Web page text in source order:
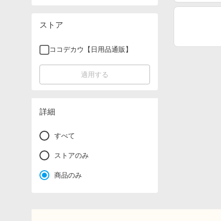
ストア
ココデカウ【日用品通販】
適用する
詳細
すべて
ストアのみ
商品のみ